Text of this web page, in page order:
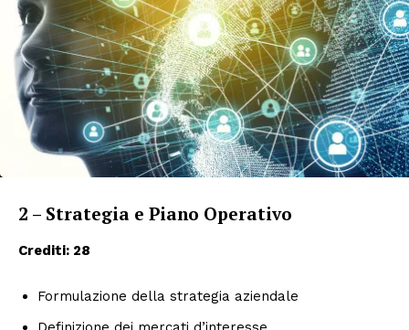
2 – Strategia e Piano Operativo
Crediti: 28
Formulazione della strategia aziendale